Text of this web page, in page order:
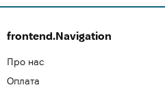
frontend.Navigation
Про нас
Оплата